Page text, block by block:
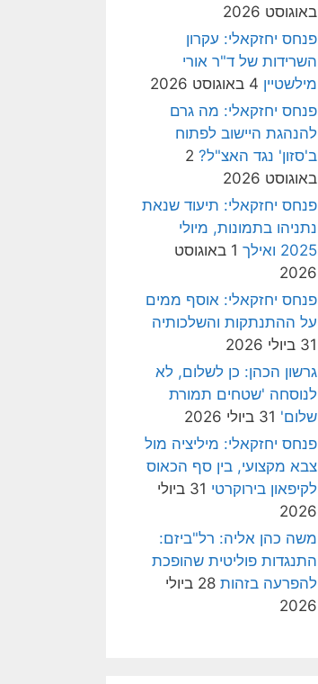
באוגוסט 2026
פנחס יחזקאלי: עקרון
השרידות של ד"ר אורי
מילשטיין 4 באוגוסט 2026
פנחס יחזקאלי: מה גרם
להנהגת היישוב לפתוח
ב'סזון' נגד האצ"ל? 2
באוגוסט 2026
פנחס יחזקאלי: תיעוד שנאת
נתניהו בתמונות, מיולי
2025 ואילך
1 באוגוסט
2026
פנחס יחזקאלי: אוסף ממים
על ההתנתקות והשלכותיה
31 ביולי 2026
גרשון הכהן: כן לשלום, לא
לנוסחה 'שטחים תמורת
שלום' 31 ביולי 2026
פנחס יחזקאלי: מיליציה מול
צבא מקצועי, בין סף הכאוס
לקיפאון בירוקרטי
31 ביולי
2026
משה כהן אליה: רל"ביזם:
התנגדות פוליטית שהופכת
להפרעה בזהות
28 ביולי
2026